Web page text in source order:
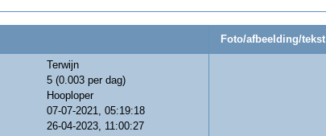
Foto/afbeelding/tekst
Terwijn
5 (0.003 per dag)
Hooploper
07-07-2021, 05:19:18
26-04-2023, 11:00:27